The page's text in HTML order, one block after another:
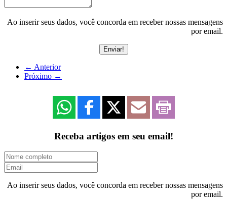
Ao inserir seus dados, você concorda em receber nossas mensagens
por email.
← Anterior
Próximo →
Receba artigos em seu email!
Ao inserir seus dados, você concorda em receber nossas mensagens
por email.